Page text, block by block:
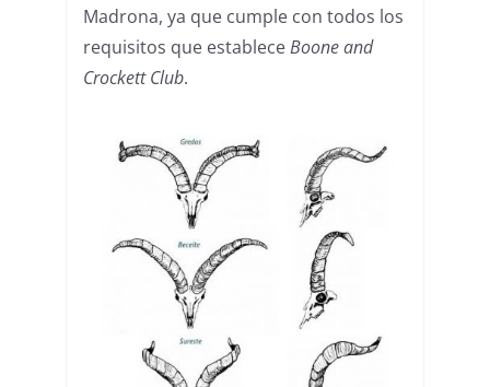
Madrona, ya que cumple con todos los
requisitos que estableceBoone and
Crockett Club.